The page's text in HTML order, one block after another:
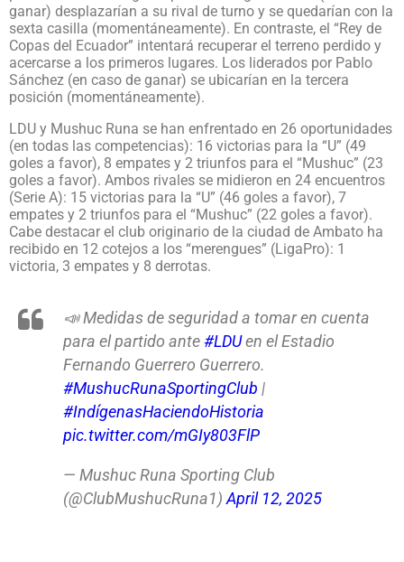
ganar) desplazarían a su rival de turno y se quedarían con la
sexta casilla (momentáneamente). En contraste, el “Rey de
Copas del Ecuador” intentará recuperar el terreno perdido y
acercarse a los primeros lugares. Los liderados por Pablo
Sánchez (en caso de ganar) se ubicarían en la tercera
posición (momentáneamente).
LDU y Mushuc Runa se han enfrentado en 26 oportunidades
(en todas las competencias): 16 victorias para la “U” (49
goles a favor), 8 empates y 2 triunfos para el “Mushuc” (23
goles a favor). Ambos rivales se midieron en 24 encuentros
(Serie A): 15 victorias para la “U” (46 goles a favor), 7
empates y 2 triunfos para el “Mushuc” (22 goles a favor).
Cabe destacar el club originario de la ciudad de Ambato ha
recibido en 12 cotejos a los “merengues” (LigaPro): 1
victoria, 3 empates y 8 derrotas.
📣 Medidas de seguridad a tomar en cuenta
para el partido ante#LDUen el Estadio
Fernando Guerrero Guerrero.
#MushucRunaSportingClub |
#IndígenasHaciendoHistoria
pic.twitter.com/mGIy803FlP
— Mushuc Runa Sporting Club
(@ClubMushucRuna1)April 12, 2025